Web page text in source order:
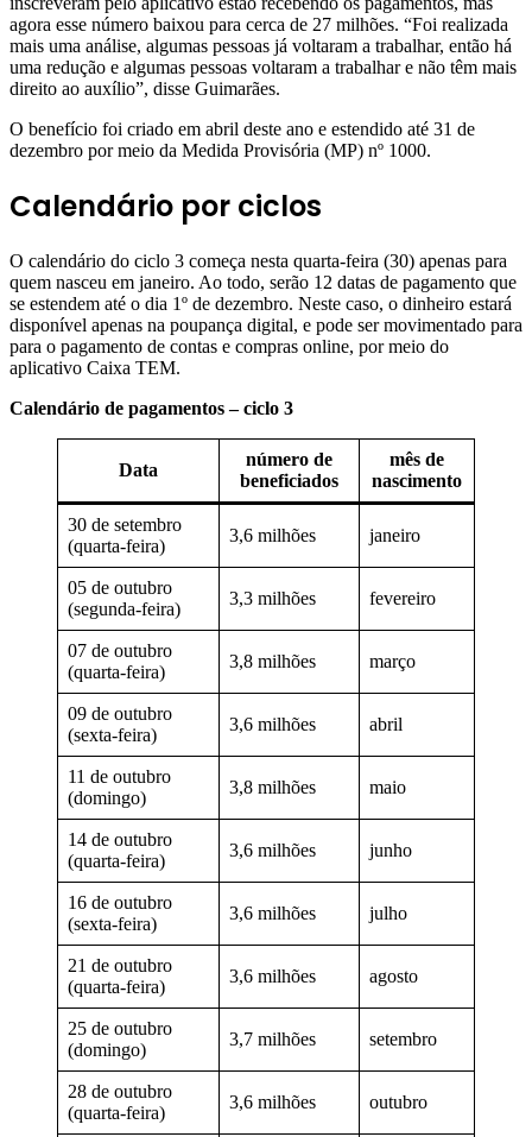
agora esse número baixou para cerca de 27 milhões. “Foi realizada
mais uma análise, algumas pessoas já voltaram a trabalhar, então há
uma redução e algumas pessoas voltaram a trabalhar e não têm mais
direito ao auxílio”, disse Guimarães.
O benefício foi criado em abril deste ano e estendido até 31 de
dezembro por meio da Medida Provisória (MP) nº 1000.
Calendário por ciclos
O calendário do ciclo 3 começa nesta quarta-feira (30) apenas para
quem nasceu em janeiro. Ao todo, serão 12 datas de pagamento que
se estendem até o dia 1º de dezembro. Neste caso, o dinheiro estará
disponível apenas na poupança digital, e pode ser movimentado para
para o pagamento de contas e compras online, por meio do
aplicativo Caixa TEM.
Calendário de pagamentos – ciclo 3
Data
número de
beneficiados
mês de
nascimento
30 de setembro
(quarta-feira)
3,6 milhões janeiro
05 de outubro
(segunda-feira)
3,3 milhões fevereiro
07 de outubro
(quarta-feira)
3,8 milhões março
09 de outubro
(sexta-feira)
3,6 milhões abril
11 de outubro
(domingo)
3,8 milhões maio
14 de outubro
(quarta-feira)
3,6 milhões junho
16 de outubro
(sexta-feira)
3,6 milhões julho
21 de outubro
(quarta-feira)
3,6 milhões agosto
25 de outubro
(domingo)
3,7 milhões setembro
28 de outubro
(quarta-feira)
3,6 milhões outubro